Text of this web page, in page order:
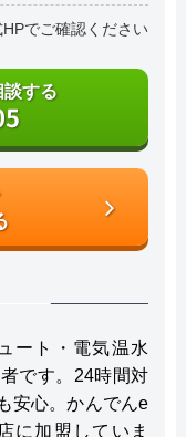
でご確認ください
談する
ート・電気温水
です。24時間対
安心。かんでんe
に加盟していま